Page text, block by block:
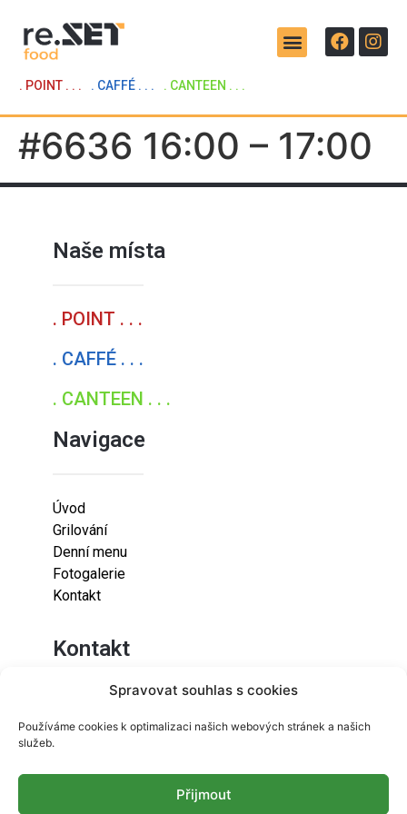
Spravovat souhlas s cookies
Používáme cookies k optimalizaci našich webových stránek a našich
služeb.
Přijmout
. POINT . . . . CAFFÉ . . . . CANTEEN . . .
#6636 16:00 – 17:00
Naše místa
. POINT . . .
. CAFFÉ . . .
. CANTEEN . . .
Navigace
Úvod
Grilování
Denní menu
Fotogalerie
Kontakt
Kontakt
Lazaretní 925/9